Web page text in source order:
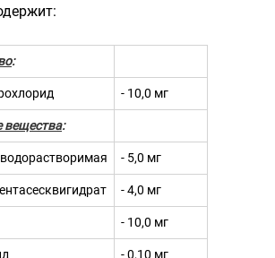
:
- 10,0 мг
вещества:
- 5,0 мг
- 4,0 мг
- 10,0 мг
- 0,10 мг